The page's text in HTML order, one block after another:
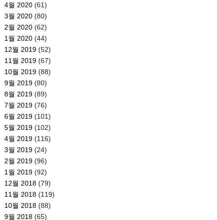
4월 2020(61)
3월 2020(80)
2월 2020(62)
1월 2020(44)
12월 2019(52)
11월 2019(67)
10월 2019(88)
9월 2019(80)
8월 2019(89)
7월 2019(76)
6월 2019(101)
5월 2019(102)
4월 2019(116)
3월 2019(24)
2월 2019(96)
1월 2019(92)
12월 2018(79)
11월 2018(119)
10월 2018(88)
9월 2018(65)